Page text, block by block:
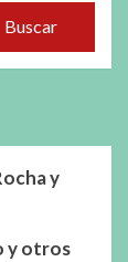
Buscar
y
y otros